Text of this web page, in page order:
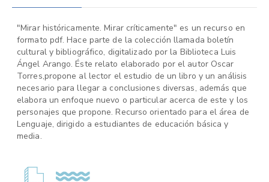
"Mirar históricamente. Mirar críticamente" es un recurso en
formato pdf. Hace parte de la colección llamada boletín
cultural y bibliográfico, digitalizado por la Biblioteca Luis
Ángel Arango. Éste relato elaborado por el autor Oscar
Torres,propone al lector el estudio de un libro y un análisis
necesario para llegar a conclusiones diversas, además que
elabora un enfoque nuevo o particular acerca de este y los
personajes que propone. Recurso orientado para el área de
Lenguaje, dirigido a estudiantes de educación básica y
media.